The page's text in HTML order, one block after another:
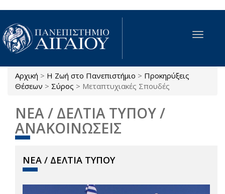
Παράκαμψη προς το κυρίως περιεχόμενο
Toggle
Είστε εδώ
Αρχική > Η Ζωή στο Πανεπιστήμιο > Προκηρύξεις
Θέσεων > Σύρος > Μεταπτυχιακές Σπουδές
ΝΕΑ / ΔΕΛΤΙΑ ΤΥΠΟΥ /
ΑΝΑΚΟΙΝΩΣΕΙΣ
ΝΕΑ / ΔΕΛΤΙΑ ΤΥΠΟΥ